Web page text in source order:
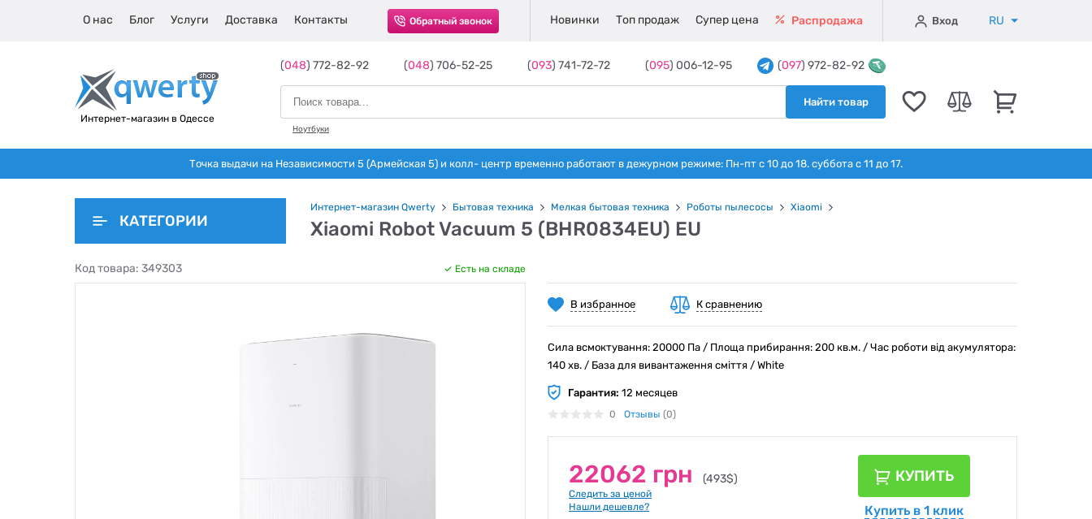
О нас Блог Услуги Доставка Контакты Обратный звонок Новинки Топ продаж Супер цена Распродажа Вход RU
Интернет-магазин в Одессе
(048) 772-82-92 (048) 706-52-25 (093) 741-72-72 (095) 006-12-95 (097) 972-82-92
Найти товар
Ноутбуки
Точка выдачи на Независимости 5 (Армейская 5) и колл- центр временно работают в дежурном режиме: Пн-пт с 10 до 18. суббота с 11 до 17.
КАТЕГОРИИ
Интернет-магазин Qwerty Бытовая техника Мелкая бытовая техника Роботы пылесосы Xiaomi
Xiaomi Robot Vacuum 5 (BHR0834EU) EU
Код товара: 349303 Есть на складе
В избранное К сравнению
Сила всмоктування: 20000 Па / Площа прибирання: 200 кв.м. / Час роботи від акумулятора:
140 хв. / База для вивантаження сміття / White
Гарантия: 12 месяцев
0 Отзывы (0)
22062 грн (493$)
Следить за ценой
Нашли дешевле?
КУПИТЬ
Купить в 1 клик